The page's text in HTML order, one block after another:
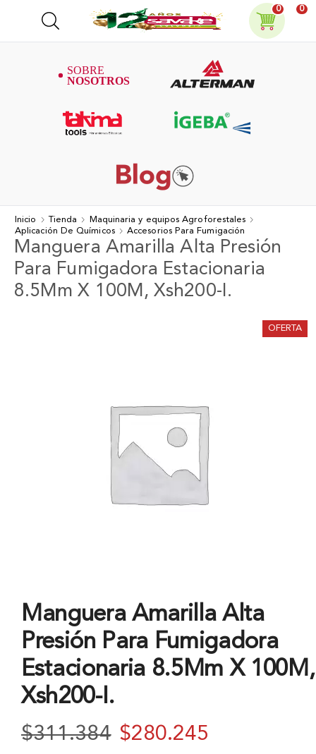
0 0
Inicio Tienda
Maquinaria y equipos Agroforestales
Aplicación De Químicos
Accesorios Para Fumigación
Manguera Amarilla Alta Presión
Para Fumigadora Estacionaria
8.5Mm X 100M, Xsh200-I.
OFERTA
Manguera Amarilla Alta
Presión Para Fumigadora
Estacionaria 8.5Mm X 100M,
Xsh200-I.
$311.384 $280.245